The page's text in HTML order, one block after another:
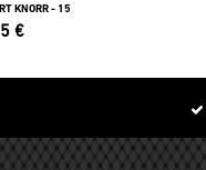
KNORR - 15
€